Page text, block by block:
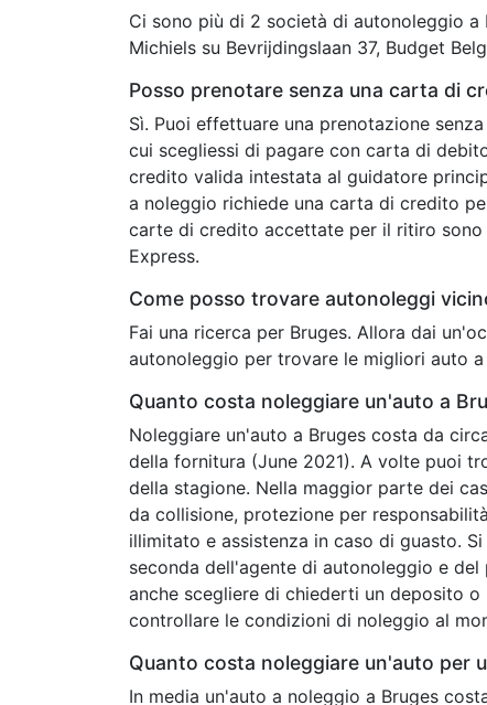
Ci sono più di 2 società di autonoleggio
Michiels su Bevrijdingslaan 37, Budget
Posso prenotare senza una carta di
Sì. Puoi effettuare una prenotazione
cui scegliessi di pagare con carta di
credito valida intestata al guidatore
a noleggio richiede una carta di credito
carte di credito accettate per il ritiro sono
Express.
Come posso trovare autonoleggi
Fai una ricerca per Bruges. Allora dai
autonoleggio per trovare le migliori auto
Quanto costa noleggiare un'auto a
Noleggiare un'auto a Bruges costa da
della fornitura (June 2021). A volte puoi
della stagione. Nella maggior parte dei
da collisione, protezione per
illimitato e assistenza in caso di guasto.
seconda dell'agente di autonoleggio e
anche scegliere di chiederti un deposito
controllare le condizioni di noleggio al
Quanto costa noleggiare un'auto per
In media un'auto a noleggio a Bruges